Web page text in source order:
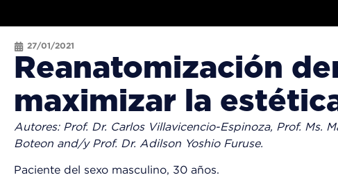
27/01/2021
Reanatomización
maximizar la
Autores: Prof. Dr. Carlos Villavicencio-Espinoza, Prof. Ms.
Boteon and/y Prof. Dr. Adilson Yoshio Furuse.
Paciente del sexo masculino, 30 años.